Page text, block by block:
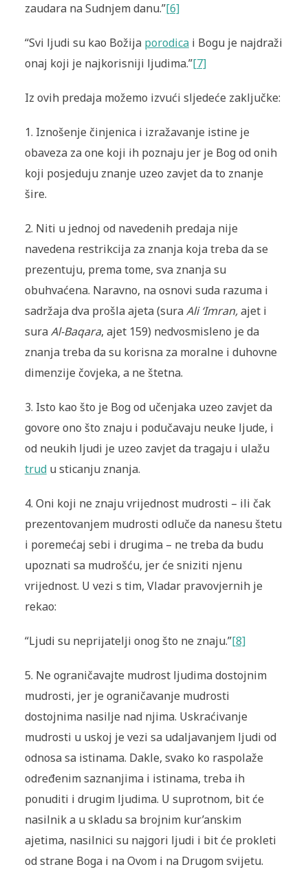
zaudara na Sudnjem danu.”[6]
“Svi ljudi su kao Božija porodicai Bogu je najdraži
onaj koji je najkorisniji ljudima.”[7]
Iz ovih predaja možemo izvući sljedeće zaključke:
1. Iznošenje činjenica i izražavanje istine je
obaveza za one koji ih poznaju jer je Bog od onih
koji posjeduju znanje uzeo zavjet da to znanje
šire.
2. Niti u jednoj od navedenih predaja nije
navedena restrikcija za znanja koja treba da se
prezentuju, prema tome, sva znanja su
obuhvaćena. Naravno, na osnovi suda razuma i
sadržaja dva prošla ajeta (suraAli ‘Imran,ajet i
suraAl-Baqara, ajet 159) nedvosmisleno je da
znanja treba da su korisna za moralne i duhovne
dimenzije čovjeka, a ne štetna.
3. Isto kao što je Bog od učenjaka uzeo zavjet da
govore ono što znaju i podučavaju neuke ljude, i
od neukih ljudi je uzeo zavjet da tragaju i ulažu
trudu sticanju znanja.
4. Oni koji ne znaju vrijednost mudrosti – ili čak
prezentovanjem mudrosti odluče da nanesu štetu
i poremećaj sebi i drugima – ne treba da budu
upoznati sa mudrošću, jer će sniziti njenu
vrijednost. U vezi s tim, Vladar pravovjernih je
rekao:
“Ljudi su neprijatelji onog što ne znaju.”[8]
5. Ne ograničavajte mudrost ljudima dostojnim
mudrosti, jer je ograničavanje mudrosti
dostojnima nasilje nad njima. Uskraćivanje
mudrosti u uskoj je vezi sa udaljavanjem ljudi od
odnosa sa istinama. Dakle, svako ko raspolaže
određenim saznanjima i istinama, treba ih
ponuditi i drugim ljudima. U suprotnom, bit će
nasilnik a u skladu sa brojnim kur’anskim
ajetima, nasilnici su najgori ljudi i bit će prokleti
od strane Boga i na Ovom i na Drugom svijetu.